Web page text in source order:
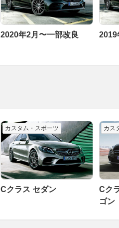
2020年2月〜一部改良 2019
カスタム・スポーツ
Cクラス セダン
カス
Cク
ゴン